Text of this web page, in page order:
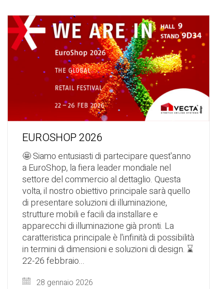
EUROSHOP 2026
🤩 Siamo entusiasti di partecipare quest'anno
a EuroShop, la fiera leader mondiale nel
settore del commercio al dettaglio. Questa
volta, il nostro obiettivo principale sarà quello
di presentare soluzioni di illuminazione,
strutture mobili e facili da installare e
apparecchi di illuminazione già pronti. La
caratteristica principale è l'infinità di possibilità
in termini di dimensioni e soluzioni di design. ⌛
22-26 febbraio...
28 gennaio 2026